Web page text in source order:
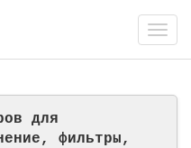
для
фильтры,